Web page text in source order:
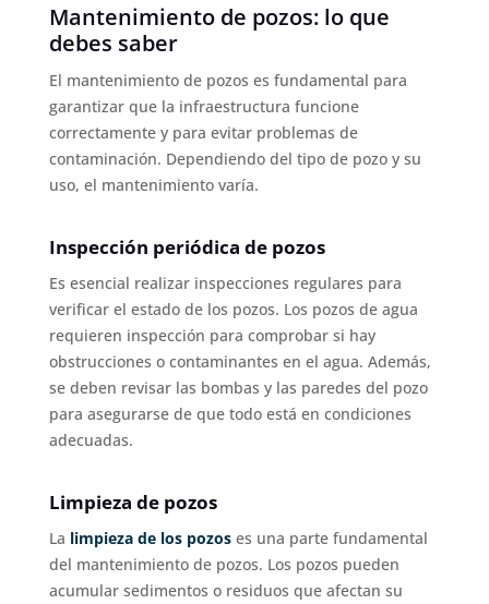
Mantenimiento de pozos: lo que
debes saber
El mantenimiento de pozos es fundamental para
garantizar que la infraestructura funcione
correctamente y para evitar problemas de
contaminación. Dependiendo del tipo de pozo y su
uso, el mantenimiento varía.
Inspección periódica de pozos
Es esencial realizar inspecciones regulares para
verificar el estado de los pozos. Los pozos de agua
requieren inspección para comprobar si hay
obstrucciones o contaminantes en el agua. Además,
se deben revisar las bombas y las paredes del pozo
para asegurarse de que todo está en condiciones
adecuadas.
Limpieza de pozos
La limpieza de los pozos es una parte fundamental
del mantenimiento de pozos. Los pozos pueden
acumular sedimentos o residuos que afectan su